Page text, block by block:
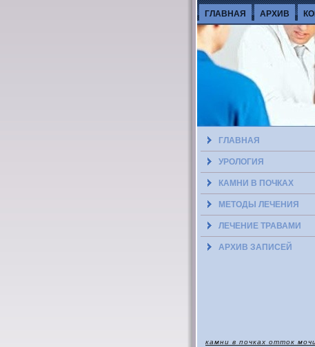
ГЛАВНАЯ АРХИВ
ГЛАВНАЯ
УРОЛОГИЯ
КАМНИ В ПОЧКАХ
МЕТОДЫ ЛЕЧЕНИЯ
ЛЕЧЕНИЕ ТРАВАМИ
АРХИВ ЗАПИСЕЙ
камни в почках отток